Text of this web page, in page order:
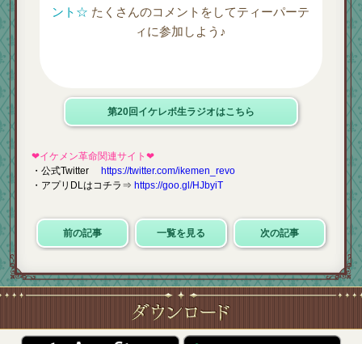
ント☆ たくさんのコメントをしてティーパーテ
ィに参加しよう♪
第20回イケレボ生ラジオはこちら
❤イケメン革命関連サイト❤
・公式Twitter
https://twitter.com/ikemen_revo
・アプリDLはコチラ⇒ https://goo.gl/HJbyiT
前の記事 一覧を見る 次の記事